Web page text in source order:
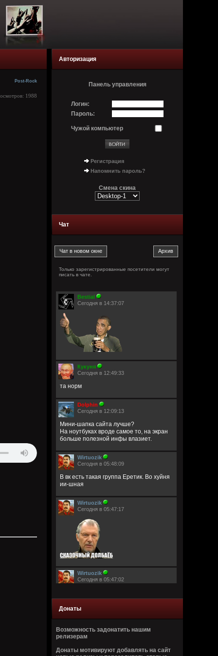
Post-Rock
1988
Авторизация
Панель управления
Логин:
Пароль:
Чужой компьютер
Регистрация
Напомнить пароль?
Смена скина
Чат
Только зарегистрированные посетители могут
писать в чате.
Bestial
Сегодня в 14:37:07
Кукуня
Сегодня в 12:49:33
та норм
Dolphin
Сегодня в 12:09:13
Мини-шапка сайта лучше?
На ноутбуках вроде самое то, на экран
больше полезной инфы влазиет.
Wirtuozik
Сегодня в 05:48:09
В вк есть такая группа Еретик. Во хуйня
ии-шная
Wirtuozik
Сегодня в 05:47:17
Wirtuozik
Сегодня в 05:47:02
Сегодня в 05:46:44
Донаты
Возможность задонатить нашим
релизерам
Донаты мотивируют добавлять на сайт